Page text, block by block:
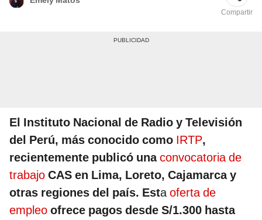
Compartir
El Instituto Nacional de Radio y Televisión
del Perú, más conocido como IRTP,
recientemente publicó unaconvocatoria de
trabajo CAS en Lima, Loreto, Cajamarca y
otras regiones del país. Estaoferta de
empleo ofrece pagos desde S/1.300 hasta